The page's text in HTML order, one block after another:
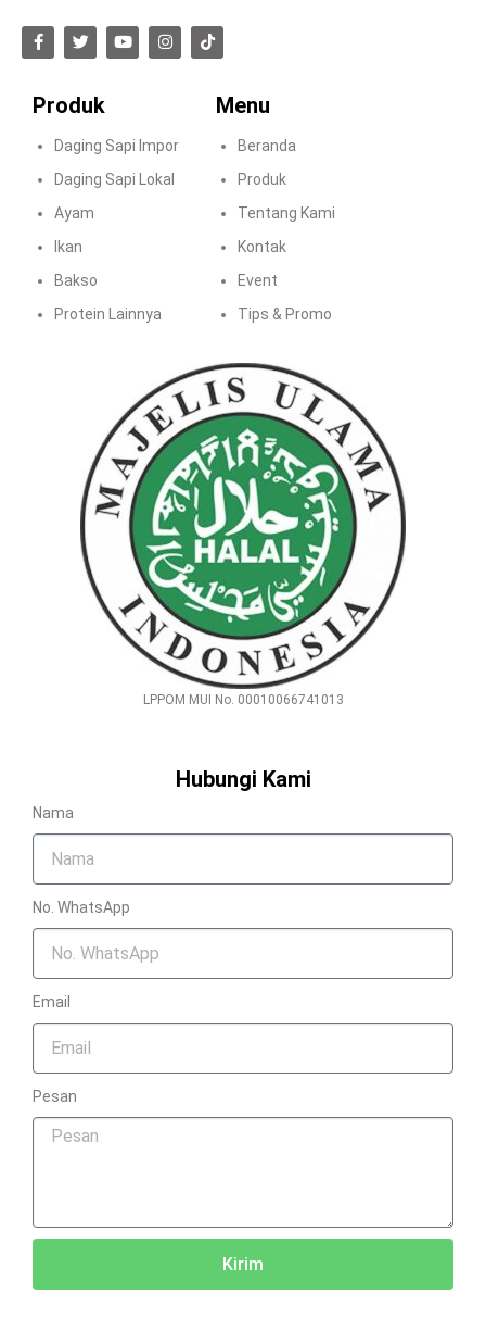
Produk
Daging Sapi Impor
Daging Sapi Lokal
Ayam
Ikan
Bakso
Protein Lainnya
Menu
Beranda
Produk
Tentang Kami
Kontak
Event
Tips & Promo
LPPOM MUI No. 00010066741013
Hubungi Kami
Nama
No. WhatsApp
Email
Pesan
Kirim